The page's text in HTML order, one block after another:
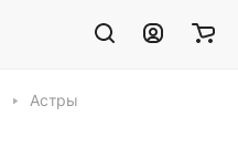
Астры